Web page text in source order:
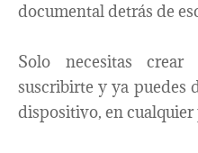
documental detrás de
Solo necesitas
suscribirte y ya puedes
dispositivo, en